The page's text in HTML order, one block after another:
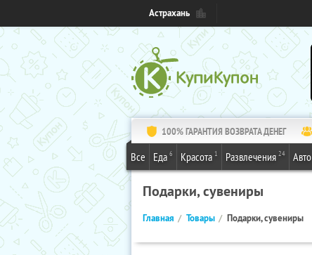
Астрахань
100% ГАРАНТИЯ ВОЗВРАТА ДЕНЕГ
Все Еда 6 Красота 1 Развлечения 24 Авто
Подарки, сувениры
Главная Товары Подарки, сувениры